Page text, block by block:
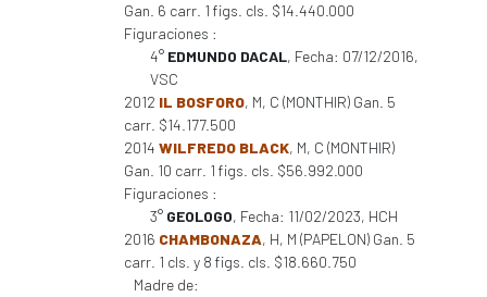
Gan. 6 carr. 1 figs. cls. $14.440.000
Figuraciones :
4° EDMUNDO DACAL, Fecha: 07/12/2016,
VSC
2012 IL BOSFORO, M, C (MONTHIR) Gan. 5
carr. $14.177.500
2014 WILFREDO BLACK, M, C (MONTHIR)
Gan. 10 carr. 1 figs. cls. $56.992.000
Figuraciones :
3° GEOLOGO, Fecha: 11/02/2023, HCH
2016 CHAMBONAZA, H, M (PAPELON) Gan. 5
carr. 1 cls. y 8 figs. cls. $18.660.750
Madre de: